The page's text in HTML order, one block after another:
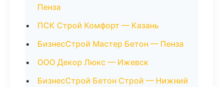
Пенза
ПСК Строй Комфорт — Казань
БизнесСтрой Мастер Бетон — Пенза
ООО Декор Люкс — Ижевск
БизнесСтрой Бетон Строй — Нижний